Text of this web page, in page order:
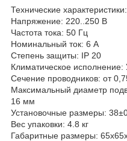
Технические характеристики:
Напряжение: 220..250 В
Частота тока: 50 Гц
Номинальный ток: 6 А
Степень защиты: IP 20
Климатическое
Сечение проводников: от
Максимальный диаметр
16 мм
Установочные размеры:
Вес упаковки: 4.8 кг
Габаритные размеры: